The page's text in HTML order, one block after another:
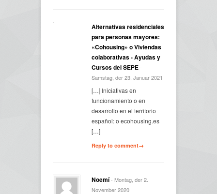
Alternativas residenciales
para personas mayores:
«Cohousing» o Viviendas
colaborativas - Ayudas y
Cursos del SEPE-
Samstag, der 23. Januar 2021
[…] Iniciativas en
funcionamiento o en
desarrollo en el territorio
español: o ecohousing.es
[…]
Reply to comment→
Noemí- Montag, der 2.
November 2020